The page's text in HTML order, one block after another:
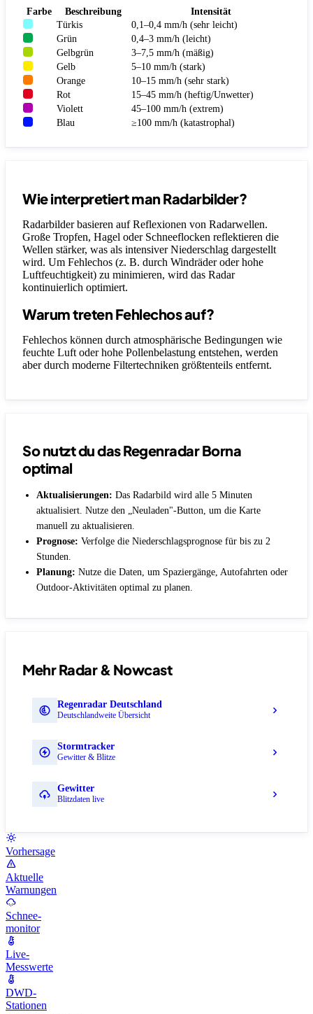
Farbe Beschreibung
Intensität
Türkis
0,1–0,4 mm/h (sehr leicht)
Grün
0,4–3 mm/h (leicht)
Gelbgrün
3–7,5 mm/h (mäßig)
Gelb
5–10 mm/h (stark)
Orange
10–15 mm/h (sehr stark)
Rot
15–45 mm/h (heftig/Unwetter)
Violett
45–100 mm/h (extrem)
Blau
≥100 mm/h (katastrophal)
Wie interpretiert man Radarbilder?
Radarbilder basieren auf Reflexionen von Radarwellen.
Große Tropfen, Hagel oder Schneeflocken reflektieren die
Wellen stärker, was als intensiver Niederschlag dargestellt
wird. Um Fehlechos (z. B. durch Windräder oder hohe
Luftfeuchtigkeit) zu minimieren, wird das Radar
kontinuierlich optimiert.
Warum treten Fehlechos auf?
Fehlechos können durch atmosphärische Bedingungen wie
feuchte Luft oder hohe Pollenbelastung entstehen, werden
aber durch moderne Filtertechniken größtenteils entfernt.
So nutzt du das Regenradar Borna
optimal
Aktualisierungen: Das Radarbild wird alle 5 Minuten
aktualisiert. Nutze den „Neuladen"-Button, um die Karte
manuell zu aktualisieren.
Prognose: Verfolge die Niederschlagsprognose für bis zu 2
Stunden.
Planung: Nutze die Daten, um Spaziergänge, Autofahrten oder
Outdoor-Aktivitäten optimal zu planen.
Mehr Radar & Nowcast
Regenradar Deutschland
Deutschlandweite Übersicht
Stormtracker
Gewitter & Blitze
Gewitter
Blitzdaten live
Vorhersage
Aktuelle
Warnungen
Schnee-
monitor
Live-
Messwerte
DWD-
Stationen